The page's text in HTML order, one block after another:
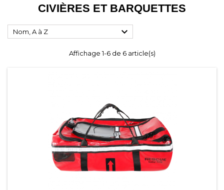
CIVIÈRES ET BARQUETTES
Nom, A à Z 
Affichage 1-6 de 6 article(s)